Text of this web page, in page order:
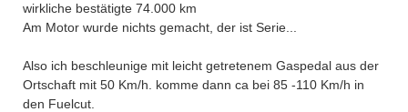
wirkliche bestätigte 74.000 km
Am Motor wurde nichts gemacht, der ist Serie...
Also ich beschleunige mit leicht getretenem Gaspedal aus der
Ortschaft mit 50 Km/h. komme dann ca bei 85 -110 Km/h in
den Fuelcut.